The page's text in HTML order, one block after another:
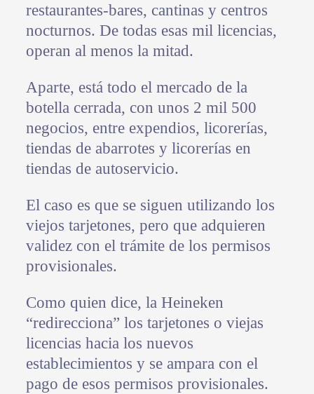
restaurantes-bares, cantinas y centros
nocturnos. De todas esas mil licencias,
operan al menos la mitad.
Aparte, está todo el mercado de la
botella cerrada, con unos 2 mil 500
negocios, entre expendios, licorerías,
tiendas de abarrotes y licorerías en
tiendas de autoservicio.
El caso es que se siguen utilizando los
viejos tarjetones, pero que adquieren
validez con el trámite de los permisos
provisionales.
Como quien dice, la Heineken
“redirecciona” los tarjetones o viejas
licencias hacia los nuevos
establecimientos y se ampara con el
pago de esos permisos provisionales.